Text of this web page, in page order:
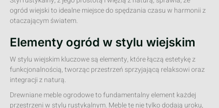
ogród wiejski to idealne miejsce do spędzania czasu w harmonii z
otaczającym światem.
Elementy ogród w stylu wiejskim
W stylu wiejskim kluczowe są elementy, które łączą estetykę z
funkcjonalnością, tworząc przestrzeń sprzyjającą relaksowi oraz
integracji z naturą.
Drewniane meble ogrodowe to fundamentalny element każdej
przestrzeni w stylu rustykalnym. Meble te nie tylko dodają uroku,